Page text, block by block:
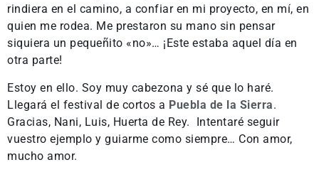
rindiera en el camino, a confiar en mi proyecto, en mí, en
quien me rodea. Me prestaron su mano sin pensar
siquiera un pequeñito «no»… ¡Este estaba aquel día en
otra parte!
Estoy en ello. Soy muy cabezona y sé que lo haré.
Llegará el festival de cortos a Puebla de la Sierra.
Gracias, Nani, Luis, Huerta de Rey. Intentaré seguir
vuestro ejemplo y guiarme como siempre… Con amor,
mucho amor.